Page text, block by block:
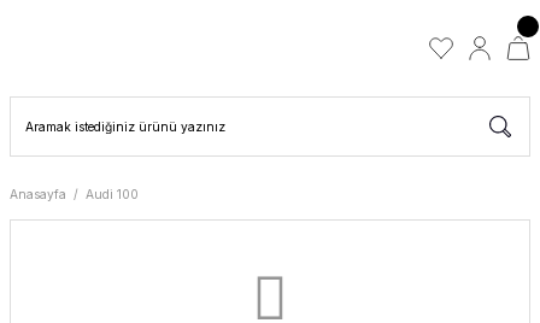
Anasayfa Audi 100